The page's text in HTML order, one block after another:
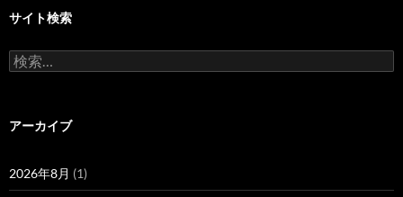
サイト検索
検
索:
アーカイブ
2026年8月 (1)